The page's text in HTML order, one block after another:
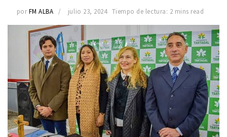
por FM ALBA julio 23, 2024 Tiempo de lectura: 2 mins read